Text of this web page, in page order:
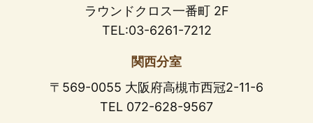
ラウンドクロス一番町 2F
TEL:03-6261-7212
関西分室
〒569-0055 大阪府高槻市西冠2-11-6
TEL 072-628-9567